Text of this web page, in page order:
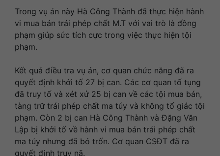
Trong vụ án này Hà Công Thành đã thực hiện hành
vi mua bán trái phép chất M.T với vai trò là đồng
phạm giúp sức tích cực trong việc thực hiện tội
phạm.
Kết quả điều tra vụ án, cơ quan chức năng đã ra
quyết định khởi tố 27 bị can. Các cơ quan tố tụng
đã truy tố và xét xử 25 bị can về các tội mua bán,
tàng trữ trái phép chất ma túy và không tố giác tội
phạm. Còn 2 bị can Hà Công Thành và Đặng Văn
Lập bị khởi tố về hành vi mua bán trái phép chất
ma túy nhưng đã bỏ trốn. Cơ quan CSĐT đã ra
quyết định truy nã.